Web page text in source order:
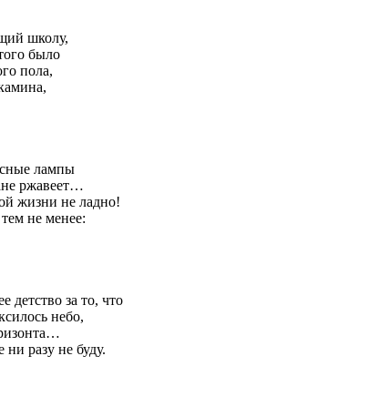
школу,
было
пола,
лампы
ржавеет…
жизни не ладно!
не менее:
детство за то, что
небо,
разу не буду.